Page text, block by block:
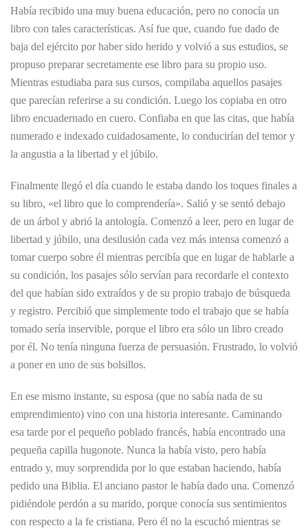
Había recibido una muy buena educación, pero no conocía un
libro con tales características. Así fue que, cuando fue dado de
baja del ejército por haber sido herido y volvió a sus estudios, se
propuso preparar secretamente ese libro para su propio uso.
Mientras estudiaba para sus cursos, compilaba aquellos pasajes
que parecían referirse a su condición. Luego los copiaba en otro
libro encuadernado en cuero. Confiaba en que las citas, que había
numerado e indexado cuidadosamente, lo conducirían del temor y
la angustia a la libertad y el júbilo.
Finalmente llegó el día cuando le estaba dando los toques finales a
su libro, «el libro que lo comprendería». Salió y se sentó debajo
de un árbol y abrió la antología. Comenzó a leer, pero en lugar de
libertad y júbilo, una desilusión cada vez más intensa comenzó a
tomar cuerpo sobre él mientras percibía que en lugar de hablarle a
su condición, los pasajes sólo servían para recordarle el contexto
del que habían sido extraídos y de su propio trabajo de búsqueda
y registro. Percibió que simplemente todo el trabajo que se había
tomado sería inservible, porque el libro era sólo un libro creado
por él. No tenía ninguna fuerza de persuasión. Frustrado, lo volvió
a poner en uno de sus bolsillos.
En ese mismo instante, su esposa (que no sabía nada de su
emprendimiento) vino con una historia interesante. Caminando
esa tarde por el pequeño poblado francés, había encontrado una
pequeña capilla hugonote. Nunca la había visto, pero había
entrado y, muy sorprendida por lo que estaban haciendo, había
pedido una Biblia. El anciano pastor le había dado una. Comenzó
pidiéndole perdón a su marido, porque conocía sus sentimientos
con respecto a la fe cristiana. Pero él no la escuchó mientras se